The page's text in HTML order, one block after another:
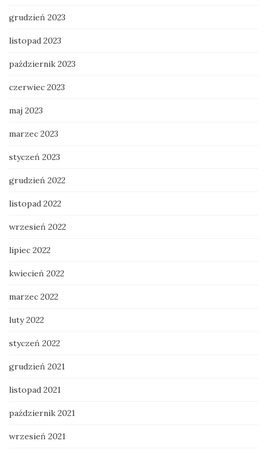
grudzień 2023
listopad 2023
październik 2023
czerwiec 2023
maj 2023
marzec 2023
styczeń 2023
grudzień 2022
listopad 2022
wrzesień 2022
lipiec 2022
kwiecień 2022
marzec 2022
luty 2022
styczeń 2022
grudzień 2021
listopad 2021
październik 2021
wrzesień 2021